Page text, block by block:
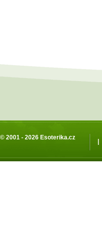
© 2001 - 2026 Esoterika.cz
|